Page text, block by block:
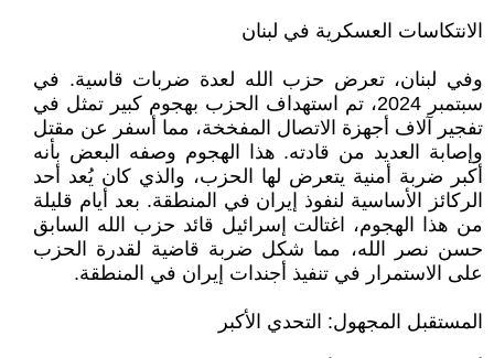
الانتكاسات العسكرية في لبنان
وفي لبنان، تعرض حزب الله لعدة ضربات قاسية. في
سبتمبر 2024، تم استهداف الحزب بهجوم كبير تمثل في
تفجير آلاف أجهزة الاتصال المفخخة، مما أسفر عن مقتل
وإصابة العديد من قادته. هذا الهجوم وصفه البعض بأنه
أكبر ضربة أمنية يتعرض لها الحزب، والذي كان يُعد أحد
الركائز الأساسية لنفوذ إيران في المنطقة. بعد أيام قليلة
من هذا الهجوم، اغتالت إسرائيل قائد حزب الله السابق
حسن نصر الله، مما شكل ضربة قاضية لقدرة الحزب
على الاستمرار في تنفيذ أجندات إيران في المنطقة.
المستقبل المجهول: التحدي الأكبر